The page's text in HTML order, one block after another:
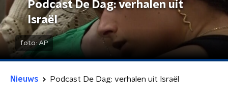
Podcast De Dag: verhalen uit
Israël
foto:AP
Nieuws Podcast De Dag: verhalen uit Israël